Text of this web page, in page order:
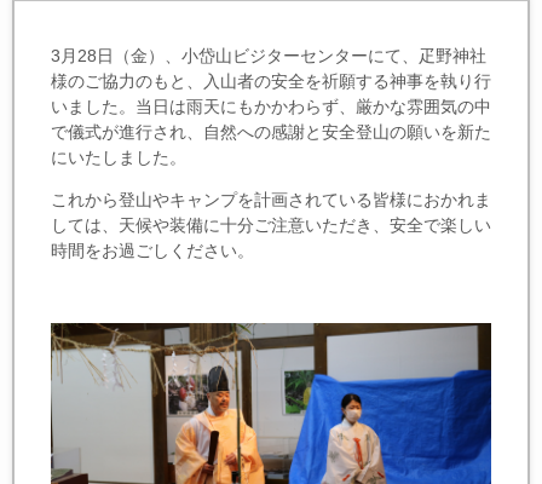
3月28日（金）、小岱山ビジターセンターにて、疋野神社
様のご協力のもと、入山者の安全を祈願する神事を執り行
いました。当日は雨天にもかかわらず、厳かな雰囲気の中
で儀式が進行され、自然への感謝と安全登山の願いを新た
にいたしました。
これから登山やキャンプを計画されている皆様におかれま
しては、天候や装備に十分ご注意いただき、安全で楽しい
時間をお過ごしください。